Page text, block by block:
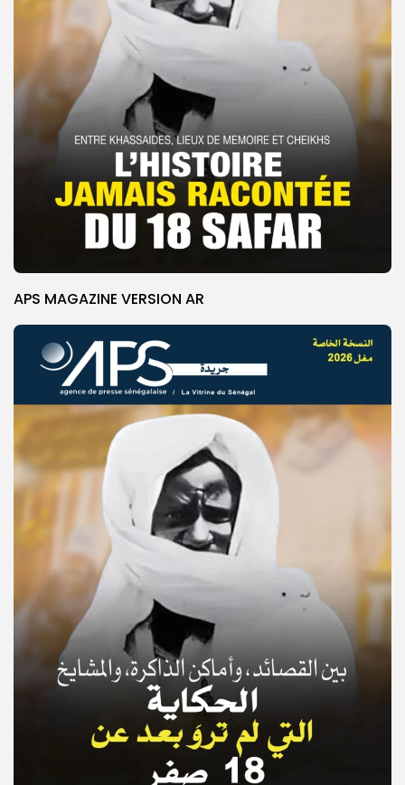
© Copyright 2025, APS
APS MAGAZINE VERSION AR